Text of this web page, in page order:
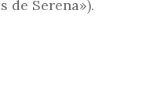
de Serena»).